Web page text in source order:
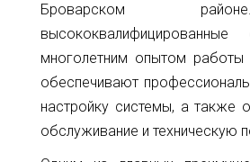
87-
32
info@1kbk.com.ua
Броварском
многолетним опытом
обеспечивают
настройку системы, а также
обслуживание и техническую